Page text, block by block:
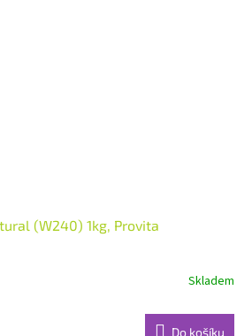
(W240) 1kg, Provita
Skladem
Do košíku